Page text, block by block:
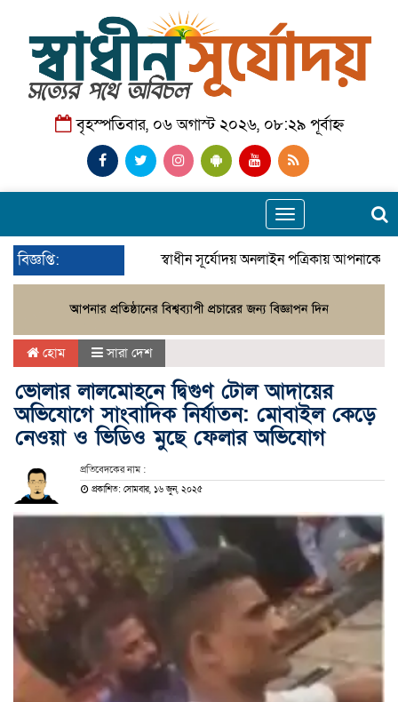
বৃহস্পতিবার, ০৬ অগাস্ট ২০২৬, ০৮:২৯ পূর্বাহ্ন
Toggle
navigation
বিজ্ঞপ্তি: স্বাধীন সূর্যোদয় অনলাইন পত্রিকায় আপনাকে
হোম সারা দেশ
ভোলার লালমোহনে দ্বিগুণ টোল আদায়ের
অভিযোগে সাংবাদিক নির্যাতন: মোবাইল কেড়ে
নেওয়া ও ভিডিও মুছে ফেলার অভিযোগ
প্রতিবেদকের নাম :
প্রকাশিত: সোমবার, ১৬ জুন, ২০২৫